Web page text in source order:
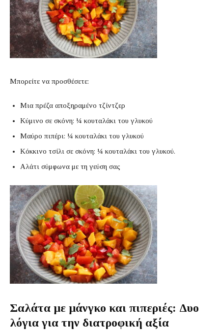
Μπορείτε να προσθέσετε:
Μια πρέζα αποξηραμένο τζίντζερ
Κύμινο σε σκόνη: ¼ κουταλάκι του γλυκού
Μαύρο πιπέρι: ¼ κουταλάκι του γλυκού
Κόκκινο τσίλι σε σκόνη: ¼ κουταλάκι του γλυκού.
Αλάτι σύμφωνα με τη γεύση σας
Σαλάτα με μάνγκο και πιπεριές: Δυο
λόγια για την διατροφική αξία